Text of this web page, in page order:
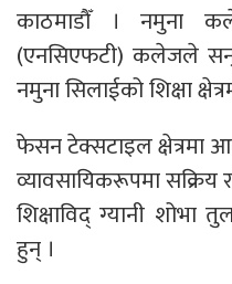
काठमाडाैँ । नमुना
(एनसिएफटी) कलेजले
नमुना सिलाईको शिक्षा
फेसन टेक्सटाइल क्षेत्रमा
व्यावसायिकरूपमा सक्रिय
शिक्षाविद् ग्यानी
हुन् ।